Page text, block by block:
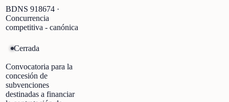
BDNS 918674 ·
Concurrencia
competitiva - canónica
Cerrada
Convocatoria para la
concesión de
subvenciones
destinadas a financiar